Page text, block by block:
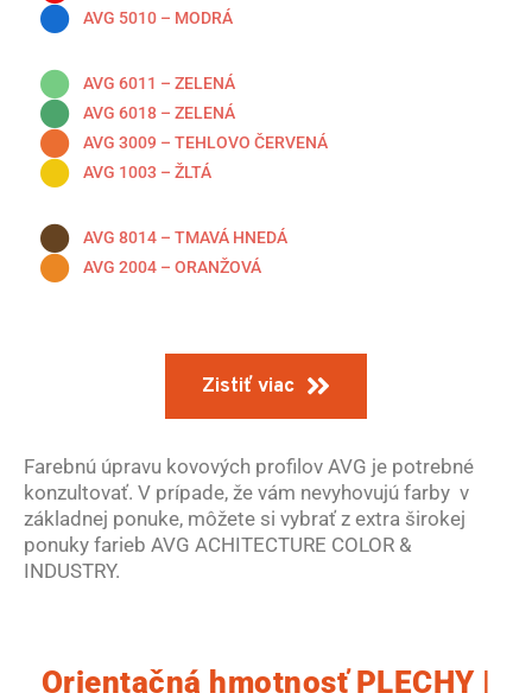
AVG 5010 – MODRÁ
AVG 6011 – ZELENÁ
AVG 6018 – ZELENÁ
AVG 3009 – TEHLOVO ČERVENÁ
AVG 1003 – ŽLTÁ
AVG 8014 – TMAVÁ HNEDÁ
AVG 2004 – ORANŽOVÁ
Zistiť viac
Farebnú úpravu kovových profilov AVG je potrebné
konzultovať. V prípade, že vám nevyhovujú farby v
základnej ponuke, môžete si vybrať z extra širokej
ponuky farieb AVG ACHITECTURE COLOR &
INDUSTRY.
Orientačná hmotnosť PLECHY |